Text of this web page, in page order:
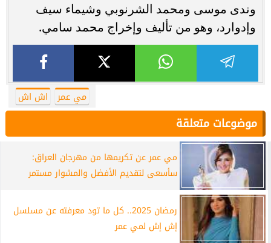
وندى موسى ومحمد الشرنوبي وشيماء سيف
وإدوارد، وهو من تأليف وإخراج محمد سامي.
مي عمر اش اش
موضوعات متعلقة
مي عمر عن تكريمها من مهرجان العراق:
سأسعى لتقديم الأفضل والمشوار مستمر
رمضان 2025.. كل ما تود معرفته عن مسلسل
إش إش لمي عمر